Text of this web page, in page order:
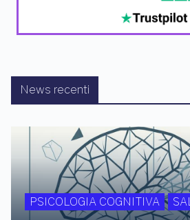
News recenti
PSICOLOGIA COGNITIVA